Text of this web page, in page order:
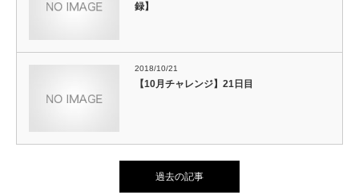
録】
2018/10/21
【10月チャレンジ】21日目
過去の記事